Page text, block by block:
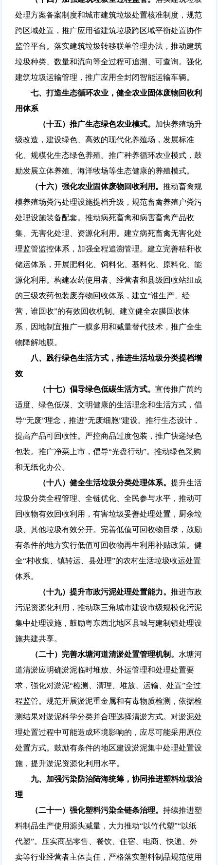
处理方案备案制度和城市建筑垃圾处置核准制度，规范
跨区域处置，推广应用省建筑垃圾跨区域平衡处置协作
监管平台。落实建筑垃圾转移联单管理办法，推动建筑
垃圾种类、数量和流向等全过程可追溯、可查询。强化
建筑垃圾运输管理，推广应用全封闭智能运输车辆。
七、打造生态循环农业，健全农业固体废物回收利
用体系
（十五）推广生态绿色农业模式。 加快养殖场升
级改造，建设绿色、高效的现代化养殖场，发展标准
化、规模化生态绿色养殖。推广种养循环农业模式，鼓
励发展立体养殖、海洋牧场等生态健康的养殖模式。
（十六）强化农业固体废物回收利用。 推动畜禽规
模养殖场粪污处理设施提档升级，规范畜禽养殖户粪污
处理设施装备配套。推动病死畜禽和病害畜禽产品收
集、无害化处理、资源化利用。建立病死畜禽无害化处
理监管监控体系，加强全程追溯管理。建立完善秸秆收
储运体系，开展肥料化、饲料化、基料化、原料化、能
源化利用。构建农药使用者、经营者和县级回收站组成
的三级农药包装废弃物回收体系，建立“谁生产、经
营，谁回收”的有效回收机制。建立健全农膜回收体
系，因地制宜推广一膜多用和减量替代技术，推广全生
物降解地膜。
八、践行绿色生活方式，推进生活垃圾分类提档增
效
（十七）倡导绿色低碳生活方式。 宣传推广简约
适度、绿色低碳、文明健康的生活理念和生活方式，倡
导“无废”理念，推进“无废细胞”建设。推行生态设计，
提高产品可回收性。严控商品过度包装，推广快递绿色
包装。推广净菜上市，倡导“光盘行动”。推动绿色采购
和无纸化办公。
（十八）健全生活垃圾分类处理体系。 提升生活
垃圾分类全程管理、全链优化、全民参与水平，推动可
回收物有效回收利用，有害垃圾妥善处理处置，厨余垃
圾、其他垃圾有效分开。完善低值可回收物目录，鼓励
有条件的地方实行低值可回收物再生利用补贴政策。健
全“村收集、镇转运、县处理”的农村生活垃圾收运处置
体系。
（十九）提升市政污泥处理处置能力。 推进市政
污泥资源化利用，推动珠三角城市建设市级规模化污泥
集中处理设施，鼓励粤东西北地区县城与建制镇处理设
施共建共享。
（二十）完善水塘河道清淤处置管理机制。 水塘河
道清淤应明确淤泥临时堆放、外运管理和处理处置要
求，强化对淤泥“检测、清理、堆放、运输、处置”全过
程监管。规范开展淤泥重金属和有毒物质检测，依据检
测结果对淤泥科学分类并合理选择清淤方式。对淤泥处
理处置过程中可能造成环境影响的，应尽可能采用原位
处置方式。鼓励有条件的地区建设淤泥集中处理处置设
施，提升淤泥资源化利用水平。
九、加强污染防治陆海统筹，协同推进塑料垃圾治
理
（二十一）强化塑料污染全链条治理。 持续推进塑
料制品生产使用源头减量，大力推动“以竹代塑”“以纸
代塑”。压实商品零售、餐饮、住宿、电商、快递、外
卖等行业经营者主体责任，严格落实塑料制品规范使用